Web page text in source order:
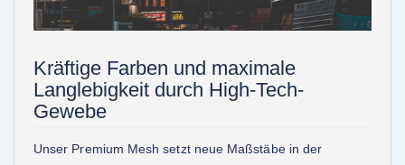
Kräftige Farben und maximale
Langlebigkeit durch High-Tech-
Gewebe
Unser Premium Mesh setzt neue Maßstäbe in der